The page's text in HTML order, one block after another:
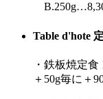
Table d'hote
・鉄板焼定
＋50g毎に＋